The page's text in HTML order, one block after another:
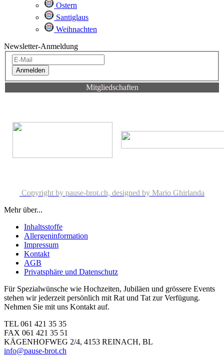
Ostern
Santiglaus
Weihnachten
Newsletter-Anmeldung
Anmelden
Mitgliedschaften
Copyright by pause-brot.ch, designed by Mario Ghirlanda
Mehr über...
Inhaltsstoffe
Allergeninformation
Impressum
Kontakt
AGB
Privatsphäre und Datenschutz
Für Spezialwünsche wie Hochzeiten, Jubiläen und grössere Events
stehen wir jederzeit persönlich mit Rat und Tat zur Verfügung.
Nehmen Sie mit uns Kontakt auf.
TEL 061 421 35 35
FAX 061 421 35 51
KÄGENHOFWEG 2/4, 4153 REINACH, BL
info@pause-brot.ch